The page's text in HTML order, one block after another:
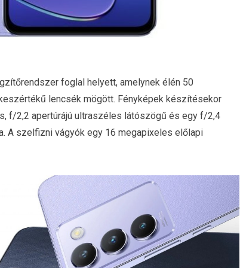
foglal helyett, amelynek élén 50
lencsék mögött. Fényképek készítésekor
f/2,2 apertúrájú ultraszéles látószögű és egy f/2,4
A szelfizni vágyók egy 16 megapixeles előlapi